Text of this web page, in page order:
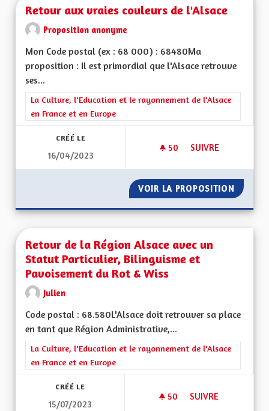
Retour aux vraies couleurs de l'Alsace
Proposition anonyme
Mon Code postal (ex : 68 000) : 68480Ma
proposition : Il est primordial que l'Alsace retrouve
ses...
Filtrer les résultats de la catégorie : La Culture, l'Education et
La Culture, l'Education et le rayonnement de l'Alsace
en France et en Europe
CRÉÉ LE
16/04/2023
50 50 ABONNÉS
SUIVRE
VOIR LA PROPOSITION
Retour de la Région Alsace avec un
Statut Particulier, Bilinguisme et
Pavoisement du Rot & Wiss
Julien
Code postal : 68.580L'Alsace doit retrouver sa place
en tant que Région Administrative,...
Filtrer les résultats de la catégorie : La Culture, l'Education et
La Culture, l'Education et le rayonnement de l'Alsace
en France et en Europe
CRÉÉ LE
15/07/2023
50 50 ABONNÉS
SUIVRE